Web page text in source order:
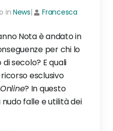
in News|
Francesca
Nota è andato in
per chi lo
secolo? E quali
esclusivo
? In questo
falle e utilità dei